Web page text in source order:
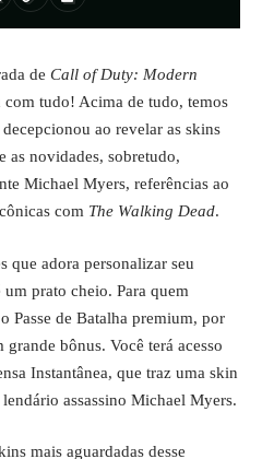
de Call of Duty: Modern
com tudo! Acima de tudo, temos
decepcionou ao revelar as skins
as novidades, sobretudo,
Michael Myers, referências ao
com The Walking Dead.
que adora personalizar seu
um prato cheio. Para quem
Passe de Batalha premium, por
bônus. Você terá acesso
Instantânea, que traz uma skin
assassino Michael Myers.